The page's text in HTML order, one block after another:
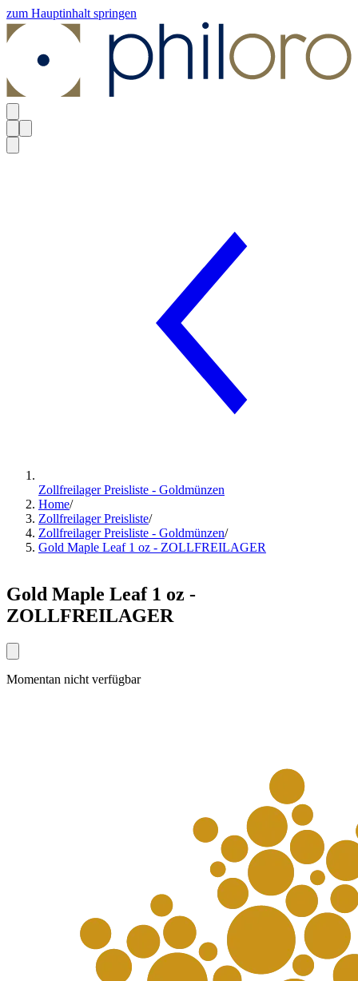
zum Hauptinhalt springen
Zollfreilager Preisliste - Goldmünzen
Home/
Zollfreilager Preisliste/
Zollfreilager Preisliste - Goldmünzen/
Gold Maple Leaf 1 oz - ZOLLFREILAGER
Gold Maple Leaf 1 oz -
ZOLLFREILAGER
Momentan nicht verfügbar